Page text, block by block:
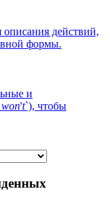
описания действий,
формы.
и
won't`), чтобы